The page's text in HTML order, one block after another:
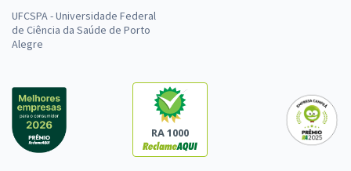
UFCSPA - Universidade Federal
de Ciência da Saúde de Porto
Alegre
RA 1000